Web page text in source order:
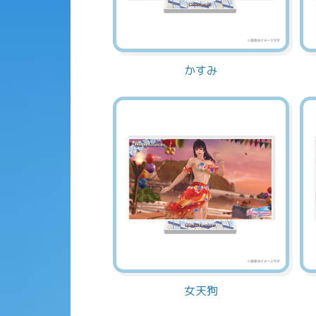
かすみ
女天狗